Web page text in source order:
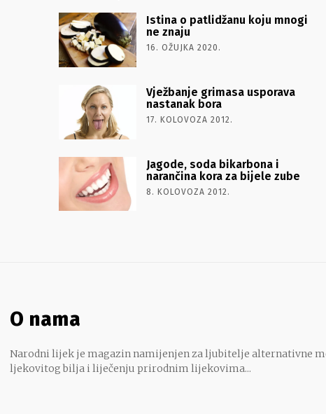
Istina o patlidžanu koju mnogi
ne znaju
16. OŽUJKA 2020.
Vježbanje grimasa usporava
nastanak bora
17. KOLOVOZA 2012.
Jagode, soda bikarbona i
narančina kora za bijele zube
8. KOLOVOZA 2012.
O nama
Narodni lijek je magazin namijenjen za ljubitelje alternativne
ljekovitog bilja i liječenju prirodnim lijekovima...